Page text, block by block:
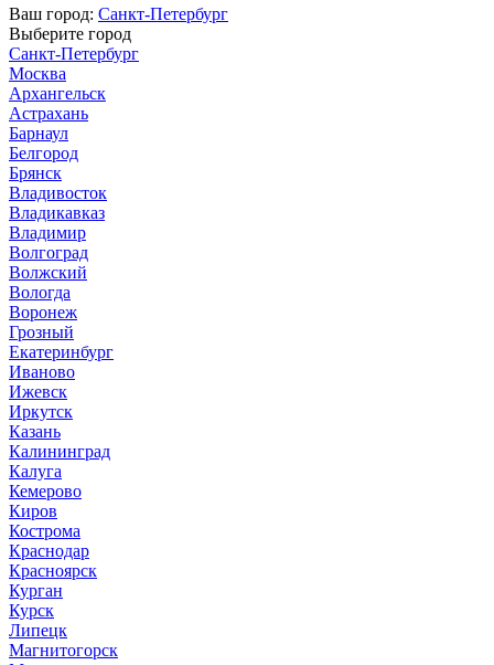
Ваш город: Санкт-Петербург
Выберите город
Санкт-Петербург
Москва
Архангельск
Астрахань
Барнаул
Белгород
Брянск
Владивосток
Владикавказ
Владимир
Волгоград
Волжский
Вологда
Воронеж
Грозный
Екатеринбург
Иваново
Ижевск
Иркутск
Казань
Калининград
Калуга
Кемерово
Киров
Кострома
Краснодар
Красноярск
Курган
Курск
Липецк
Магнитогорск